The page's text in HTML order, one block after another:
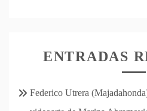
ENTRADAS
Federico Utrera